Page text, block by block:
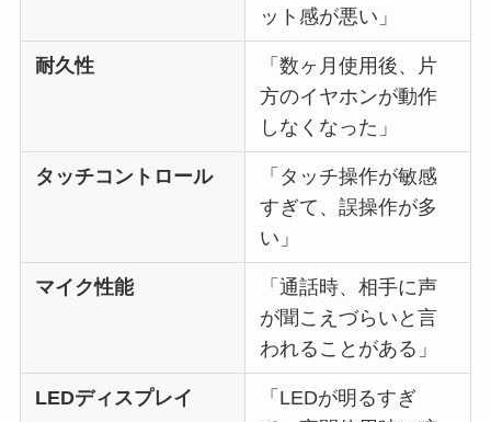
ット感が悪い」
耐久性
「数ヶ月使用後、片
方のイヤホンが動作
しなくなった」
タッチコントロール
「タッチ操作が敏感
すぎて、誤操作が多
い」
マイク性能
「通話時、相手に声
が聞こえづらいと言
われることがある」
LEDディスプレイ
「LEDが明るすぎ